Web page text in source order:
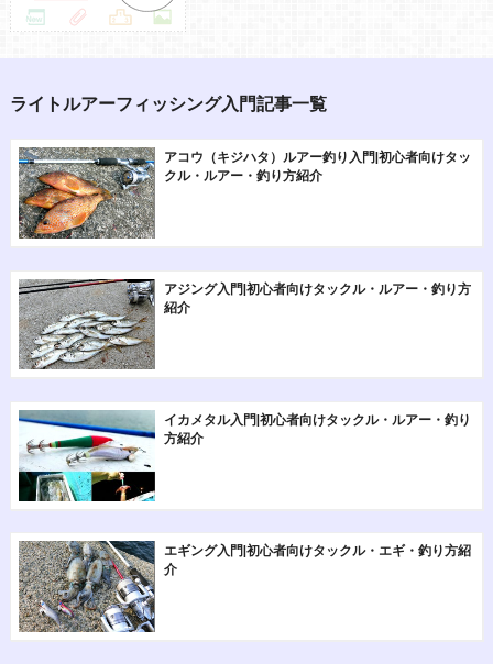
ライトルアーフィッシング入門記事一覧
アコウ（キジハタ）ルアー釣り入門|初心者向けタッ
クル・ルアー・釣り方紹介
アジング入門|初心者向けタックル・ルアー・釣り方
紹介
イカメタル入門|初心者向けタックル・ルアー・釣り
方紹介
エギング入門|初心者向けタックル・エギ・釣り方紹
介